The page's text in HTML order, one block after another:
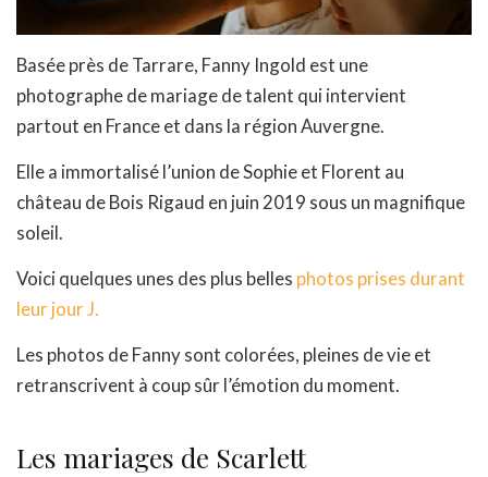
Basée près de Tarrare, Fanny Ingold est une
photographe de mariage de talent qui intervient
partout en France et dans la région Auvergne.
Elle a immortalisé l’union de Sophie et Florent au
château de Bois Rigaud en juin 2019 sous un magnifique
soleil.
Voici quelques unes des plus belles photos prises durant
leur jour J.
Les photos de Fanny sont colorées, pleines de vie et
retranscrivent à coup sûr l’émotion du moment.
Les mariages de Scarlett